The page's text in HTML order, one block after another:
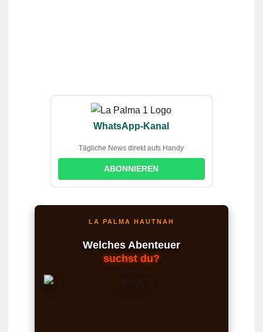
WhatsApp-Kanal
Tägliche News direkt aufs Handy
ABONNIEREN
LA PALMA HAUTNAH
Welches Abenteuer
suchst du?